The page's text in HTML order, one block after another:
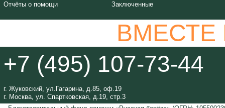
Отчёты о помощи
Заключенные
+7 (495) 107-73-44
г. Жуковский, ул.Гагарина, д.85, оф.19
г. Москва, ул. Спартковская, д.19, стр.3